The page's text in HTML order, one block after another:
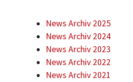
News Archiv 2025
News Archiv 2024
News Archiv 2023
News Archiv 2022
News Archiv 2021